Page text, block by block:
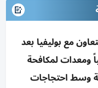
مع بوليفيا بعد
20م$ تدريباً ومعدات لمكافحة
وسط احتجاجات